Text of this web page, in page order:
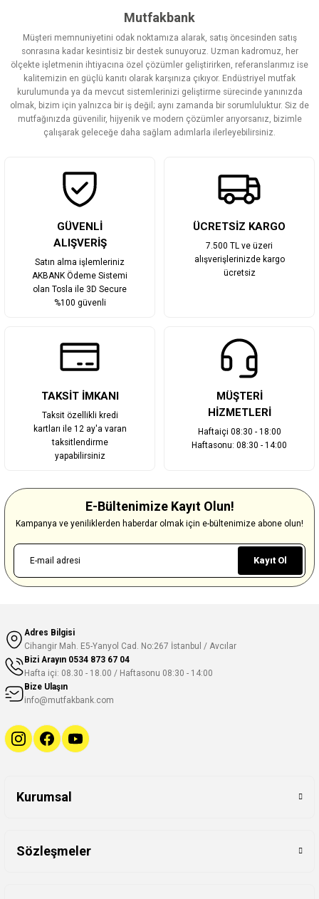
Görüş ve önerileriniz için teşekkür ederiz.
Ürün resmi kalitesiz, bozuk veya görüntülenemiyor.
Ürün açıklamasında eksik bilgiler bulunuyor.
Ürün bilgilerinde hatalar bulunuyor.
Ürün fiyatı diğer sitelerden daha pahalı.
Bu ürüne benzer farklı alternatifler olmalı.
Mutfakbank
Müşteri memnuniyetini odak noktamıza alarak, satış öncesinden satış
sonrasına kadar kesintisiz bir destek sunuyoruz. Uzman kadromuz, her
ölçekte işletmenin ihtiyacına özel çözümler geliştirirken, referanslarımız ise
kalitemizin en güçlü kanıtı olarak karşınıza çıkıyor. Endüstriyel mutfak
kurulumunda ya da mevcut sistemlerinizi geliştirme sürecinde yanınızda
olmak, bizim için yalnızca bir iş değil; aynı zamanda bir sorumluluktur. Siz de
mutfağınızda güvenilir, hijyenik ve modern çözümler arıyorsanız, bizimle
çalışarak geleceğe daha sağlam adımlarla ilerleyebilirsiniz.
GÜVENLİ
ALIŞVERİŞ
Satın alma işlemleriniz
AKBANK Ödeme Sistemi
olan Tosla ile 3D Secure
%100 güvenli
ÜCRETSİZ KARGO
7.500 TL ve üzeri
alışverişlerinizde kargo
ücretsiz
TAKSİT İMKANI
Taksit özellikli kredi
kartları ile 12 ay'a varan
taksitlendirme
yapabilirsiniz
MÜŞTERİ
HİZMETLERİ
Haftaiçi 08:30 - 18:00
Haftasonu: 08:30 - 14:00
E-Bültenimize Kayıt Olun!
Kampanya ve yeniliklerden haberdar olmak için e-bültenimize abone olun!
Kayıt Ol
Adres Bilgisi
Cihangir Mah. E5-Yanyol Cad. No:267 İstanbul / Avcılar
Bizi Arayın 0534 873 67 04
Hafta içi: 08.30 - 18.00 / Haftasonu 08:30 - 14:00
Bize Ulaşın
info@mutfakbank.com
Kurumsal
Sözleşmeler